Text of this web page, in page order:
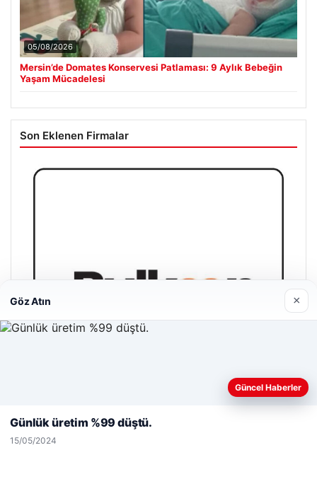
05/08/2026
Mersin’de Domates Konservesi Patlaması: 9 Aylık Bebeğin
Yaşam Mücadelesi
Son Eklenen Firmalar
Bulkoon Toptan Ayakkabı
Web sitemizi nasıl kullandığınızı daha iyi anlayabilmek,
deneyiminizi kişiselleştirmek ve geliştirmek amacıyla çerezler
Göz Atın ×
Güncel Haberler
Günlük üretim %99 düştü.
15/05/2024